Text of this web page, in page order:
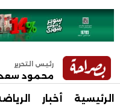
رئيس التحرير
محمود سعد
الرئيسية أخبار